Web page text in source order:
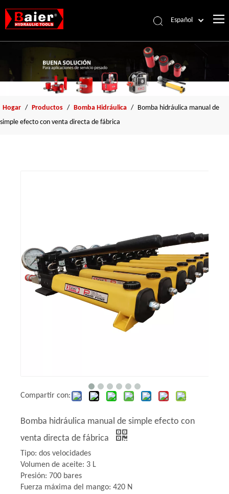
Español
Français
العربية
English
Hogar / Productos / Bomba Hidráulica / Bomba hidráulica manual de
simple efecto con venta directa de fábrica
Compartir con:
Bomba hidráulica manual de simple efecto con
venta directa de fábrica
Tipo: dos velocidades
Volumen de aceite: 3 L
Presión: 700 bares
Fuerza máxima del mango: 420 N